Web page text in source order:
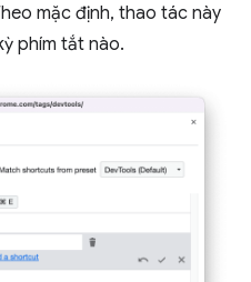
mặc định, thao tác này
phím tắt nào.